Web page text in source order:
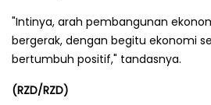
"Intinya, arah pembangunan
bergerak, dengan begitu ekonomi
bertumbuh positif," tandasnya.
(RZD/RZD)